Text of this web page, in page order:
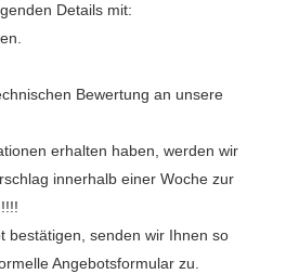
Details mit:
Bewertung an unsere
erhalten haben, werden wir
innerhalb einer Woche zur
bestätigen, senden wir Ihnen so
Angebotsformular zu.